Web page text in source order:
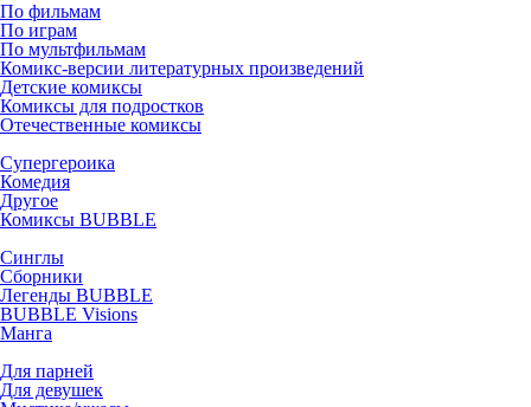
По фильмам
По играм
По мультфильмам
Комикс-версии литературных произведений
Детские комиксы
Комиксы для подростков
Отечественные комиксы
Супергероика
Комедия
Другое
Комиксы BUBBLE
Синглы
Сборники
Легенды BUBBLE
BUBBLE Visions
Манга
Для парней
Для девушек